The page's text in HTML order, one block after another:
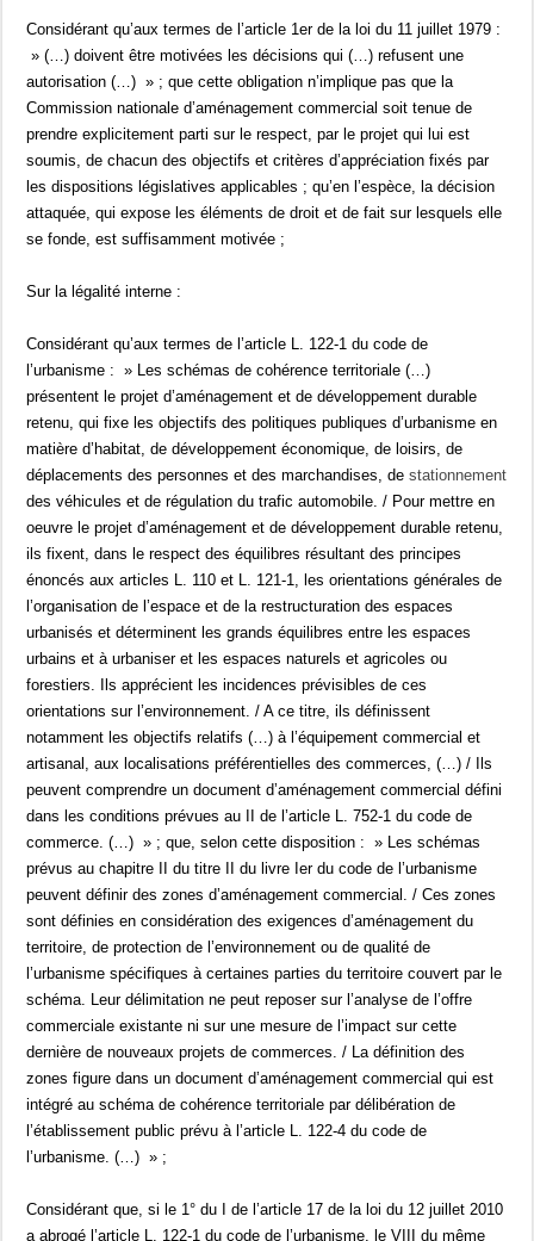
Considérant qu’aux termes de l’article 1er de la loi du 11 juillet 1979 :
» (…) doivent être motivées les décisions qui (…) refusent une
autorisation (…) » ; que cette obligation n’implique pas que la
Commission nationale d’aménagement commercial soit tenue de
prendre explicitement parti sur le respect, par le projet qui lui est
soumis, de chacun des objectifs et critères d’appréciation fixés par
les dispositions législatives applicables ; qu’en l’espèce, la décision
attaquée, qui expose les éléments de droit et de fait sur lesquels elle
se fonde, est suffisamment motivée ;
Sur la légalité interne :
Considérant qu’aux termes de l’article L. 122-1 du code de
l’urbanisme : » Les schémas de cohérence territoriale (…)
présentent le projet d’aménagement et de développement durable
retenu, qui fixe les objectifs des politiques publiques d’urbanisme en
matière d’habitat, de développement économique, de loisirs, de
déplacements des personnes et des marchandises, destationnement
des véhicules et de régulation du trafic automobile. / Pour mettre en
oeuvre le projet d’aménagement et de développement durable retenu,
ils fixent, dans le respect des équilibres résultant des principes
énoncés aux articles L. 110 et L. 121-1, les orientations générales de
l’organisation de l’espace et de la restructuration des espaces
urbanisés et déterminent les grands équilibres entre les espaces
urbains et à urbaniser et les espaces naturels et agricoles ou
forestiers. Ils apprécient les incidences prévisibles de ces
orientations sur l’environnement. / A ce titre, ils définissent
notamment les objectifs relatifs (…) à l’équipement commercial et
artisanal, aux localisations préférentielles des commerces, (…) / Ils
peuvent comprendre un document d’aménagement commercial défini
dans les conditions prévues au II de l’article L. 752-1 du code de
commerce. (…) » ; que, selon cette disposition : » Les schémas
prévus au chapitre II du titre II du livre Ier du code de l’urbanisme
peuvent définir des zones d’aménagement commercial. / Ces zones
sont définies en considération des exigences d’aménagement du
territoire, de protection de l’environnement ou de qualité de
l’urbanisme spécifiques à certaines parties du territoire couvert par le
schéma. Leur délimitation ne peut reposer sur l’analyse de l’offre
commerciale existante ni sur une mesure de l’impact sur cette
dernière de nouveaux projets de commerces. / La définition des
zones figure dans un document d’aménagement commercial qui est
intégré au schéma de cohérence territoriale par délibération de
l’établissement public prévu à l’article L. 122-4 du code de
l’urbanisme. (…) » ;
Considérant que, si le 1° du I de l’article 17 de la loi du 12 juillet 2010
a abrogé l’article L. 122-1 du code de l’urbanisme, le VIII du même